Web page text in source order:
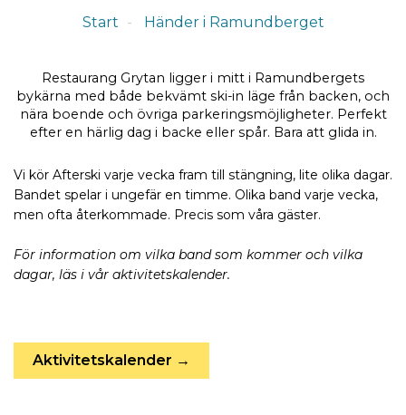
Start Händer i Ramundberget
Restaurang Grytan ligger i mitt i Ramundbergets
bykärna med både bekvämt ski-in läge från backen, och
nära boende och övriga parkeringsmöjligheter. Perfekt
efter en härlig dag i backe eller spår. Bara att glida in.
Vi kör Afterski varje vecka fram till stängning, lite olika dagar.
Bandet spelar i ungefär en timme. Olika band varje vecka,
men ofta återkommade. Precis som våra gäster.
För information om vilka band som kommer och vilka
dagar, läs i vår aktivitetskalender.
Aktivitetskalender →